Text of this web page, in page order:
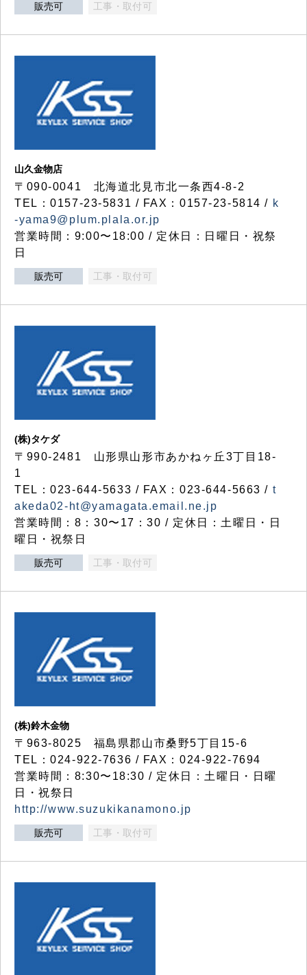
販売可 工事・取付可
山久金物店
〒090-0041 北海道北見市北一条西4-8-2
TEL：0157-23-5831 / FAX：0157-23-5814 / k
-yama9@plum.plala.or.jp
営業時間：9:00〜18:00 / 定休日：日曜日・祝祭
日
販売可 工事・取付可
(株)タケダ
〒990-2481 山形県山形市あかねヶ丘3丁目18-
1
TEL：023-644-5633 / FAX：023-644-5663 / t
akeda02-ht@yamagata.email.ne.jp
営業時間：8：30〜17：30 / 定休日：土曜日・日
曜日・祝祭日
販売可 工事・取付可
(株)鈴木金物
〒963-8025 福島県郡山市桑野5丁目15-6
TEL：024-922-7636 / FAX：024-922-7694
営業時間：8:30〜18:30 / 定休日：土曜日・日曜
日・祝祭日
http://www.suzukikanamono.jp
販売可 工事・取付可